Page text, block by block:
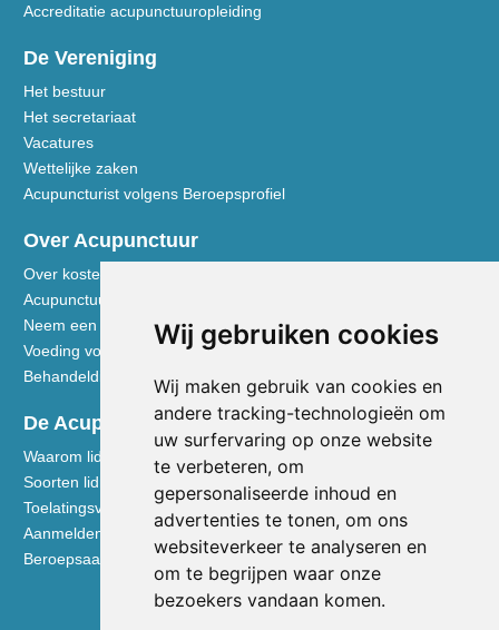
Wij gebruiken cookies
Wij maken gebruik van cookies en
andere tracking-technologieën om
uw surfervaring op onze website
te verbeteren, om
gepersonaliseerde inhoud en
advertenties te tonen, om ons
websiteverkeer te analyseren en
om te begrijpen waar onze
bezoekers vandaan komen.
Accreditatie acupunctuuropleiding
De Vereniging
Het bestuur
Het secretariaat
Vacatures
Wettelijke zaken
Acupuncturist volgens Beroepsprofiel
Over Acupunctuur
Over kosten en vergoedingen
Acupunctuur toegelicht
Neem een kijkje in de praktijk
Voeding volgens de Vijf Elementen
Behandeldisciplines - TCG
De Acupuncturist
Waarom lid worden van de NVA
Soorten lidmaatschap NVA
Toelatingsvoorwaarden
Aanmelden voor lidmaatschap
Beroepsaansprakelijkheidsverzekering